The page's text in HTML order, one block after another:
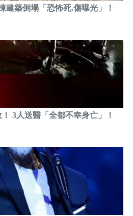
建築倒塌「恐怖死.傷曝光」！
3人送醫「全都不幸身亡」！